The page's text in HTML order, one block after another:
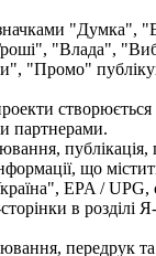
"Думка",
"Влада",
"Промо"
створюється
партнерами.
що
EPA / UPG,
в розділі
передрук